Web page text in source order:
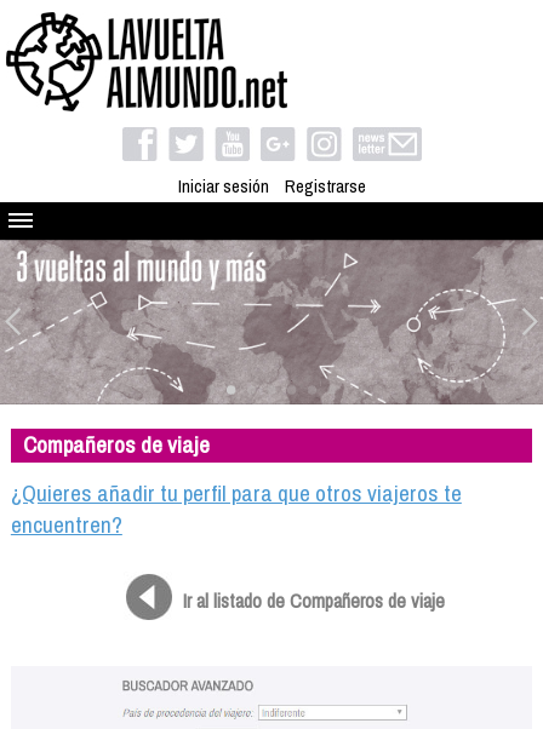
Iniciar sesión Registrarse
Quienes somos
El proyecto
Blog
Viaja con nosotros
Camino solidario
Libros
Compañeros de viaje
Compañeros de viaje
¿Quieres añadir tu perfil para que otros viajeros te
encuentren?
Ir al listado de Compañeros de viaje